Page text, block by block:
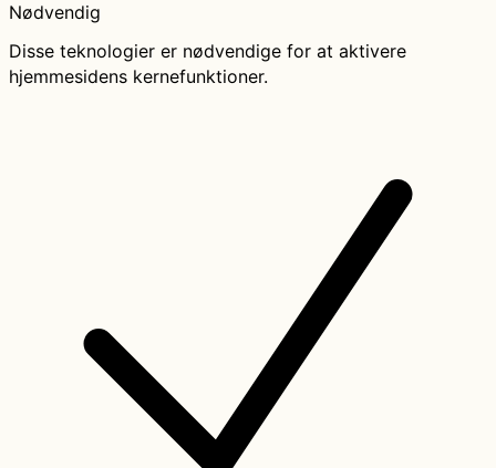
Nødvendig
Disse teknologier er nødvendige for at aktivere
hjemmesidens kernefunktioner.